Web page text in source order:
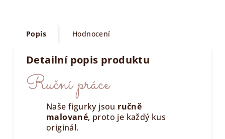
Popis Hodnocení
Detailní popis produktu
Ruční práce
Naše figurky jsou ručně
malované, proto je každý kus
originál.